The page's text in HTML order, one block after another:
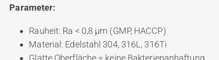
Parameter:
Rauheit: Ra < 0,8 μm (GMP, HACCP)
Material: Edelstahl 304, 316L, 316Ti
Glatte Oberfläche = keine Bakterienanhaftung,